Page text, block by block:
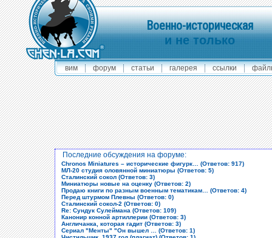
Военно-историческая
и не только
вим форум статьи галерея ссылки
Последние обсуждения на форуме:
Chronos Miniatures – исторические фигурк… (Ответов: 917)
МЛ-20 студия оловянной миниатюры (Ответов: 5)
Сталинский сокол (Ответов: 3)
Миниатюры новые на оценку (Ответов: 2)
Продаю книги по разным военным тематикам… (Ответов: 4)
Перед штурмом Плевны (Ответов: 0)
Сталинский сокол-2 (Ответов: 0)
Re: Сундук Сулеймана (Ответов: 109)
Канонир конной артиллерии (Ответов: 3)
Англичанка, которая гадит (Ответов: 3)
Сериал "Менты" "Он вышел … (Ответов: 1)